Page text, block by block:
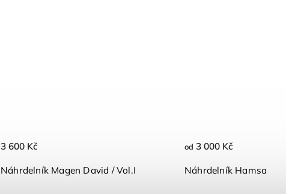
Náhrdelník Magen David / Vol.I
3 600 Kč
Náhrdelník Hamsa
od 3 000 Kč